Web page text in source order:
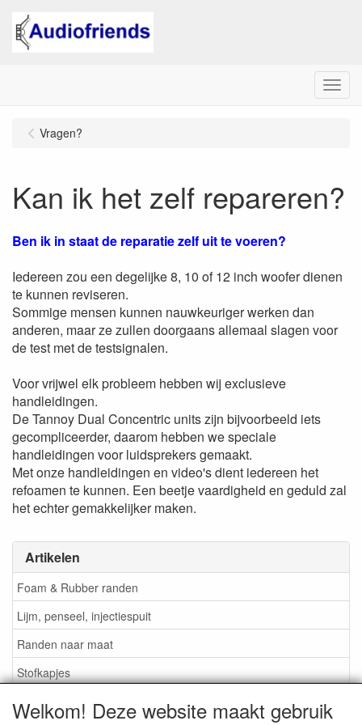
Menu
Artikelen
Foam & Rubber randen
Lijm, penseel, injectiespuit
Randen naar maat
Stofkapjes
Informatie
Vragen?
Kan ik het zelf repareren?
Ben ik in staat de reparatie zelf uit te voeren?
Iedereen zou een degelijke 8, 10 of 12 inch woofer dienen
te kunnen reviseren.
Sommige mensen kunnen nauwkeuriger werken dan
anderen, maar ze zullen doorgaans allemaal slagen voor
de test met de testsignalen.
Voor vrijwel elk probleem hebben wij exclusieve
handleidingen.
De Tannoy Dual Concentric units zijn bijvoorbeeld iets
gecompliceerder, daarom hebben we speciale
handleidingen voor luidsprekers gemaakt.
Met onze handleidingen en video's dient iedereen het
refoamen te kunnen. Een beetje vaardigheid en geduld zal
het echter gemakkelijker maken.
Welkom! Deze website maakt gebruik